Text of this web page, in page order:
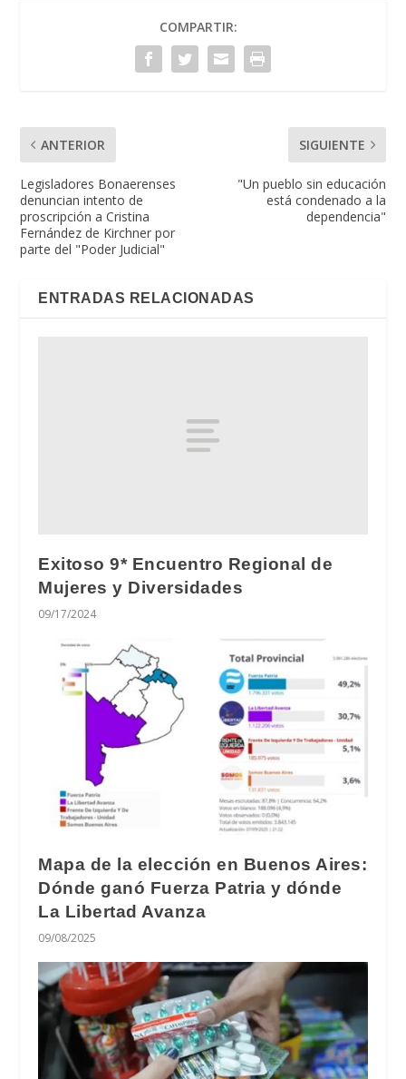
COMPARTIR:
ANTERIOR
Legisladores Bonaerenses
denuncian intento de
proscripción a Cristina
Fernández de Kirchner por
parte del "Poder Judicial"
SIGUIENTE
"Un pueblo sin educación
está condenado a la
dependencia"
ENTRADAS RELACIONADAS
Exitoso 9* Encuentro Regional de
Mujeres y Diversidades
09/17/2024
Mapa de la elección en Buenos Aires:
Dónde ganó Fuerza Patria y dónde
La Libertad Avanza
09/08/2025